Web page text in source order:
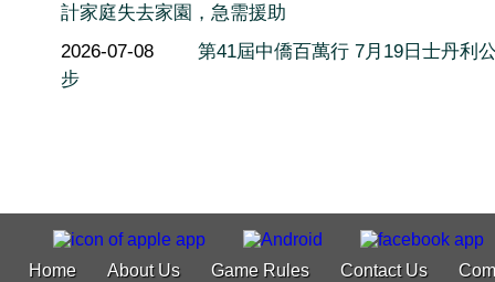
計家庭失去家園，急需援助
2026-07-08
第41屆中僑百萬行 7月19日士丹利
步
Home About Us Game Rules Contact Us